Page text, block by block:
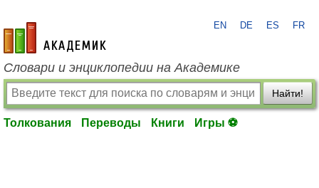
academic.ru
EN DE ES FR
Словари и энциклопедии на Академике
Найти!
Толкования Переводы Книги Игры ⚽